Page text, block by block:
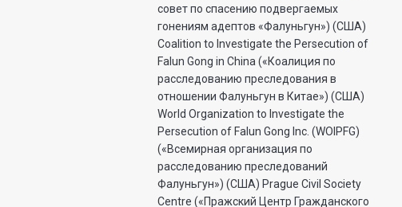
совет по спасению подвергаемых
гонениям адептов «Фалуньгун») (США)
Coalition to Investigate the Persecution of
Falun Gong in China («Коалиция по
расследованию преследования в
отношении Фалуньгун в Китае») (США)
World Organization to Investigate the
Persecution of Falun Gong Inc. (WOIPFG)
(«Всемирная организация по
расследованию преследований
Фалуньгун») (США) Prague Civil Society
Centre («Пражский Центр Гражданского